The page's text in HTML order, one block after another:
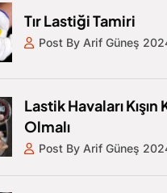
Tır Lastiği Tamiri
Post By Arif Güneş
Lastik Havaları Kışın
Olmalı
Post By Arif Güneş